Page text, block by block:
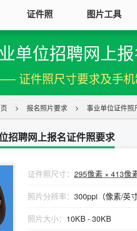
证件照
作
|二寸照片|五寸照片
支一扶
证件照
色、修改尺寸、压缩KB
图，会员低至0.25元
特色
图片工具
合并成一张并压缩，支持
印
印
掉照片上的水印、杂
斑点
单位招聘网上
证件照尺寸要求及手机
> 报名照片要求 > 事业单位证件照
招聘网上报名证件照要求
证件照尺寸： 295像素 × 413像
照片分辨率： 300ppi（像素/英寸
照片大小： 10KB - 30KB